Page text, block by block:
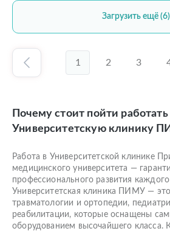
Загрузить ещё (6)
1 2 3
Почему стоит пойти работать
Университетскую клинику
Работа в Университетской клинике
медицинского университета —
профессионального развития
Университетская клиника ПИМУ —
травматологии и ортопедии,
реабилитации, которые оснащены
оборудованием высочайшего класса.